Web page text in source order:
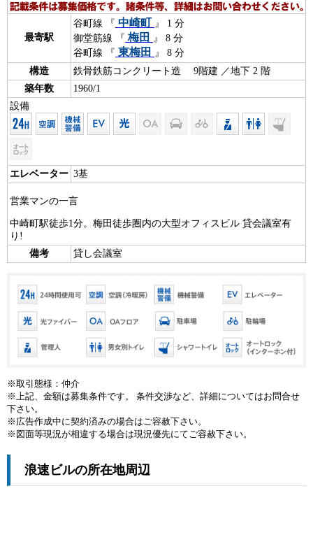
最寄駅
谷町線 『 中崎町 』 1 分
御堂筋線 『 梅田
』 8 分
谷町線 『 東梅田
』 8 分
構造
鉄骨鉄筋コンクリート造 9階建 ／地下 2 階
築年数
1960/1
設備
エレベーター 3基
営業マンの一言
中崎町駅徒歩1分。梅田徒歩圏内の大型オフィスビル 貸会議室有
り!
備考
貸し会議室
※取引態様：仲介
※上記、金額は募集条件です。 条件交渉など、詳細についてはお問合せ
下さい。
※広告作成中に契約済みの場合はご容赦下さい。
※図面等現況が相違する場合は現況優先にてご容赦下さい。
浪速ビルの所在地周辺